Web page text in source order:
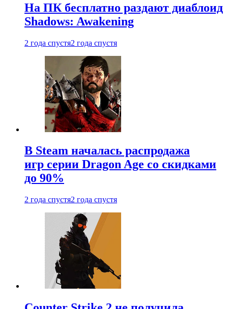
На ПК бесплатно раздают диаблоид
Shadows: Awakening
2 года спустя2 года спустя
В Steam началась распродажа
игр серии Dragon Age со скидками
до 90%
2 года спустя2 года спустя